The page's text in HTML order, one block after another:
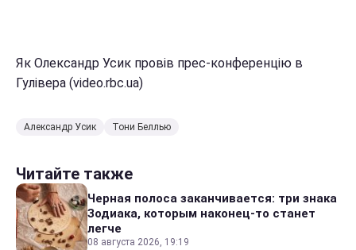
Як Олександр Усик провів прес-конференцію в
Гулівера (video.rbc.ua)
Александр Усик Тони Беллью
Читайте также
Черная полоса заканчивается: три знака
Зодиака, которым наконец-то станет
легче
08 августа 2026, 19:19